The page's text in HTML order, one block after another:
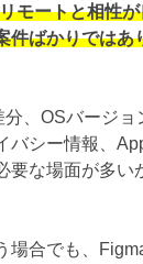
モートと相性
件ばかりではあ
、OSバージョ
バシー情報、
要な場面が多い
場合でも、